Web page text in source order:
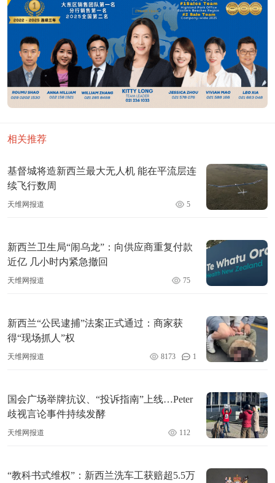
相关推荐
基督城将造新西兰最大无人机 能在平流层连
续飞行数周
天维网报道 5
新西兰卫生局“闹乌龙”：向供应商重复付款
近亿 几小时内紧急撤回
天维网报道 75
新西兰“公民逮捕”法案正式通过：商家获
得“现场抓人”权
天维网报道 8173 1
国会广场举牌抗议、“投诉指南”上线…Peter
歧视言论事件持续发酵
天维网报道 112
“教科书式维权”：新西兰洗车工获赔超5.5万